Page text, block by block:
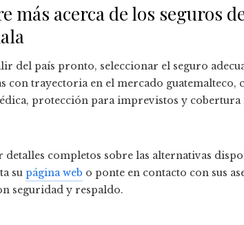
más acerca de los seguros
del país pronto, seleccionar el seguro
con trayectoria en el mercado guatemalteco,
protección para imprevistos y
detalles completos sobre las alternativas
su página web o ponte en contacto con sus
seguridad y respaldo.